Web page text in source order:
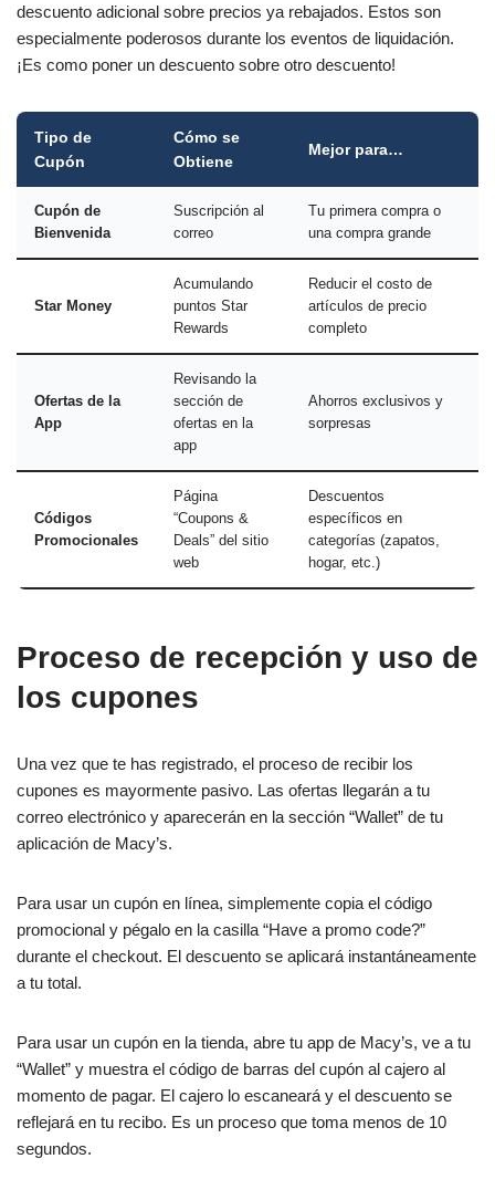
descuento adicional sobre precios ya rebajados. Estos son
especialmente poderosos durante los eventos de liquidación.
¡Es como poner un descuento sobre otro descuento!
Tipo de
Cupón
Cómo se
Obtiene
Mejor para…
Cupón de
Bienvenida
Suscripción al
correo
Tu primera compra o
una compra grande
Star Money
Acumulando
puntos Star
Rewards
Reducir el costo de
artículos de precio
completo
Ofertas de la
App
Revisando la
sección de
ofertas en la
app
Ahorros exclusivos y
sorpresas
Códigos
Promocionales
Página
“Coupons &
Deals” del sitio
web
Descuentos
específicos en
categorías (zapatos,
hogar, etc.)
Proceso de recepción y uso de
los cupones
Una vez que te has registrado, el proceso de recibir los
cupones es mayormente pasivo. Las ofertas llegarán a tu
correo electrónico y aparecerán en la sección “Wallet” de tu
aplicación de Macy’s.
Para usar un cupón en línea, simplemente copia el código
promocional y pégalo en la casilla “Have a promo code?”
durante el checkout. El descuento se aplicará instantáneamente
a tu total.
Para usar un cupón en la tienda, abre tu app de Macy’s, ve a tu
“Wallet” y muestra el código de barras del cupón al cajero al
momento de pagar. El cajero lo escaneará y el descuento se
reflejará en tu recibo. Es un proceso que toma menos de 10
segundos.